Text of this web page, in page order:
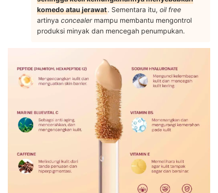
komedo atau jerawat. Sementara itu, oil free
artinya concealermampu membantu mengontrol
produksi minyak dan mencegah penumpukan.